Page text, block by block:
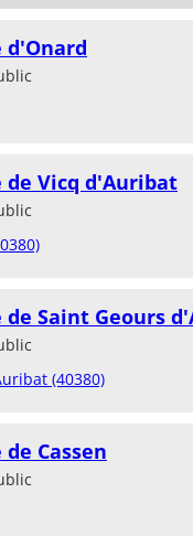
d'Onard
de Vicq d'Auribat
de Saint Geours
(40380)
Cassen